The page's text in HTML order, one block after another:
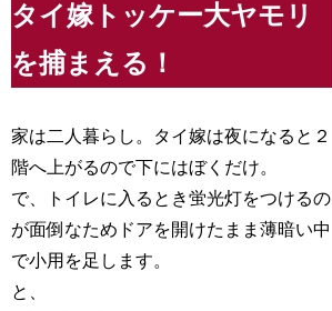
タイ嫁トッケー大ヤモリ
を捕まえる！
家は二人暮らし。タイ嫁は夜になると２
階へ上がるので下にはぼくだけ。
で、トイレに入るとき蛍光灯をつけるの
が面倒なためドアを開けたまま薄暗い中
で小用を足します。
と、